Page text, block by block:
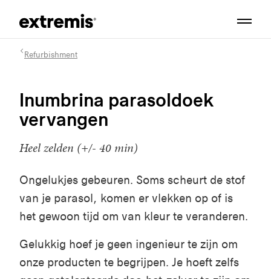
Refurbishment
Inumbrina parasoldoek
vervangen
Heel zelden (+/- 40 min)
Ongelukjes gebeuren. Soms scheurt de stof
van je parasol, komen er vlekken op of is
het gewoon tijd om van kleur te veranderen.
Gelukkig hoef je geen ingenieur te zijn om
onze producten te begrijpen. Je hoeft zelfs